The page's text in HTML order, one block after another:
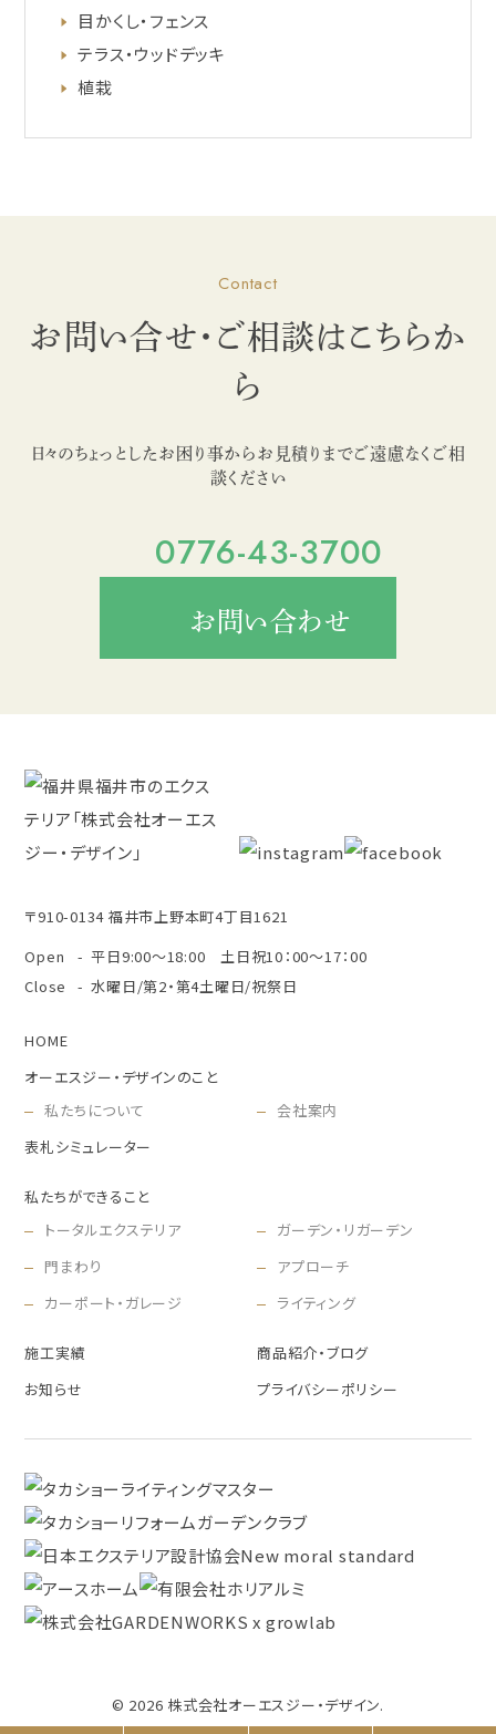
目かくし・フェンス
テラス・ウッドデッキ
植栽
Contact
お問い合せ・ご相談はこちらか
ら
日々のちょっとしたお困り事からお見積りまでご遠慮なくご相
談ください
0776-43-3700
お問い合わせ
〒910-0134 福井市上野本町4丁目1621
Open
平日9:00～18:00 土日祝10：00～17：00
Close
水曜日/第2・第4土曜日/祝祭日
HOME
オーエスジー・デザインのこと
私たちについて
会社案内
表札シミュレーター
私たちができること
トータルエクステリア
ガーデン・リガーデン
門まわり
アプローチ
カーポート・ガレージ
ライティング
施工実績
商品紹介・ブログ
お知らせ
プライバシーポリシー
© 2026 株式会社オーエスジー・デザイン.